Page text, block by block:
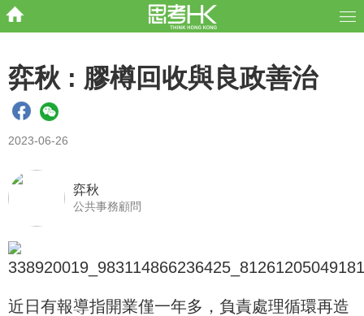
弈秋 : 膠樽回收與良政善治
2023-06-26
弈秋
公共事務顧問
近日有報導指開業僅一年多，負責處理循環再造